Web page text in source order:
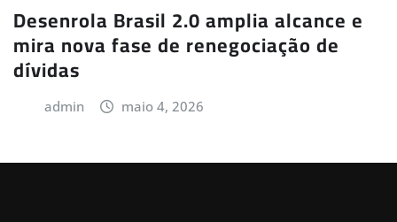
Desenrola Brasil 2.0 amplia alcance e
mira nova fase de renegociação de
dívidas
admin maio 4, 2026